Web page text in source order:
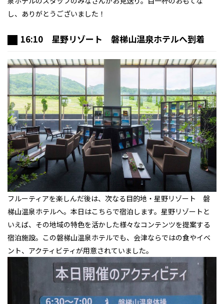
し、ありがとうございました！
16:10 星野リゾート 磐梯山温泉ホテルへ到着
フルーティアを楽しんだ後は、次なる目的地・星野リゾート 磐
梯山温泉ホテルへ。本日はこちらで宿泊します。星野リゾートと
いえば、その地域の特色を活かした様々なコンテンツを提案する
宿泊施設。この磐梯山温泉ホテルでも、会津ならではの食やイベ
ント、アクティビティが用意されていました。